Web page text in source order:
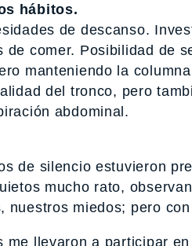
hábitos.
de descanso.
de comer. Posibilidad de
manteniendo la
del tronco, pero
abdominal.
de silencio estuvieron
mucho rato,
nuestros miedos; pero
me llevaron a participar